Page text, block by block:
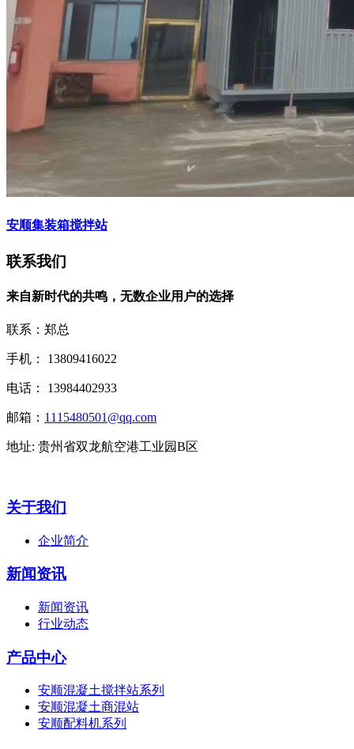
安顺集装箱搅拌站
联系我们
来自新时代的共鸣，无数企业用户的选择
联系：郑总
手机： 13809416022
电话： 13984402933
邮箱： 1115480501@qq.com
地址: 贵州省双龙航空港工业园B区
关于我们
企业简介
新闻资讯
新闻资讯
行业动态
产品中心
安顺混凝土搅拌站系列
安顺混凝土商混站
安顺配料机系列